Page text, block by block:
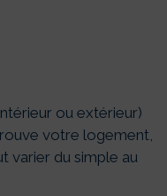
ou extérieur)
votre logement,
varier du simple au